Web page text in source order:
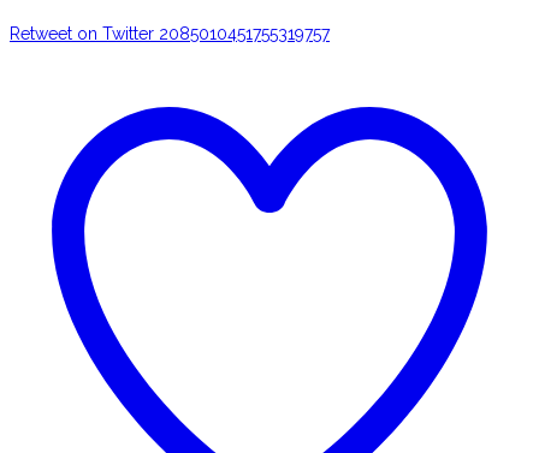
Retweet on Twitter 2085010451755319757